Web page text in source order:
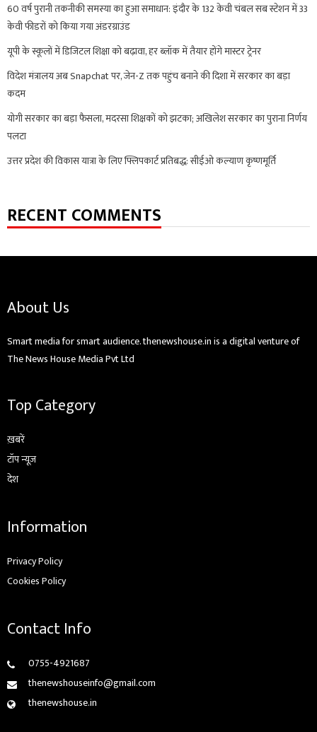
60 वर्ष पुरानी तकनीकी समस्या का हुआ समाधान: इंदौर के 132 केवी चंबल सब स्टेशन में 33
केवी फीडरों को किया गया अंडरग्राउंड
यूपी के स्कूलों में डिजिटल शिक्षा को बढ़ावा, हर ब्लॉक में तैयार होंगे मास्टर ट्रेनर
विदेश मंत्रालय अब Snapchat पर, जेन-Z तक पहुंच बनाने की दिशा में सरकार का बड़ा
कदम
योगी सरकार का बड़ा फैसला, मदरसा शिक्षकों को झटका; अखिलेश सरकार का पुराना निर्णय
पलटा
उत्तर प्रदेश की विकास यात्रा के लिए फ्लिपकार्ट प्रतिबद्ध: सीईओ कल्याण कृष्णमूर्ति
RECENT COMMENTS
About Us
Smart media for smart audience. thenewshouse.in is a digital venture of
The News House Media Pvt Ltd
Top Category
ख़बरें
टॉप न्यूज़
देश
Information
Privacy Policy
Cookies Policy
Contact Info
0755-4921687
thenewshouseinfo@gmail.com
thenewshouse.in